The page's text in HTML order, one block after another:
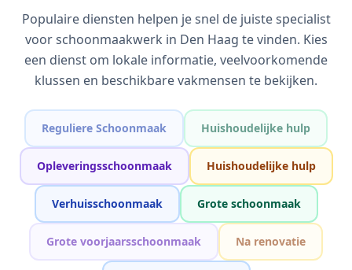
Populaire diensten helpen je snel de juiste specialist
voor schoonmaakwerk in Den Haag te vinden. Kies
een dienst om lokale informatie, veelvoorkomende
klussen en beschikbare vakmensen te bekijken.
Reguliere Schoonmaak Huishoudelijke hulp
Opleveringsschoonmaak Huishoudelijke hulp
Verhuisschoonmaak Grote schoonmaak
Grote voorjaarsschoonmaak Na renovatie